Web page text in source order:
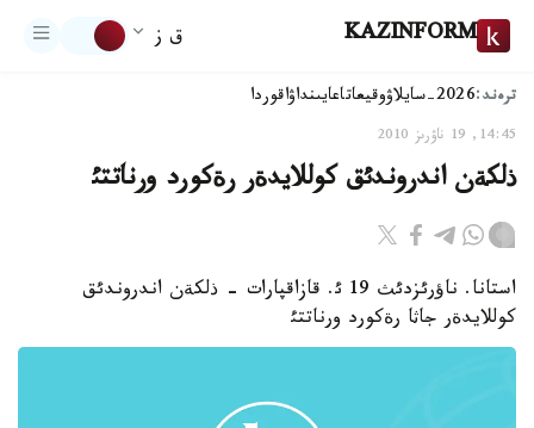
KAZINFORM ق ز
ترەند:2026-سايلاۋ وقيعاتاعايىنداۋاقوردا
14:45, 19 ناۋرىز 2010
ذلكةن اندروندئق كوللايدةر رةكورد ورناتتئ
استانا. ناؤرئزدئث 19 ئ. قازاقپارات - ذلكةن اندروندئق
كوللايدةر جاثا رةكورد ورناتتئ